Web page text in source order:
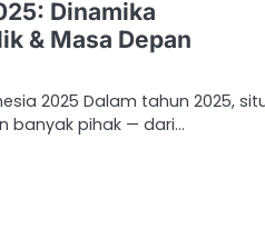
Dinamika
& Masa Depan
2025 Dalam tahun 2025,
banyak pihak — dari…